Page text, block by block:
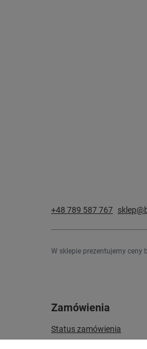
+48 789 587 767
W sklepie prezentujemy ceny
Zamówienia
Status zamówienia